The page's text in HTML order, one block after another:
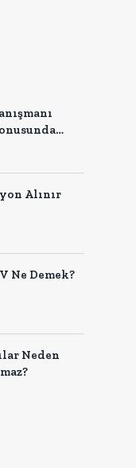
Alınır
Ne Demek?
Neden